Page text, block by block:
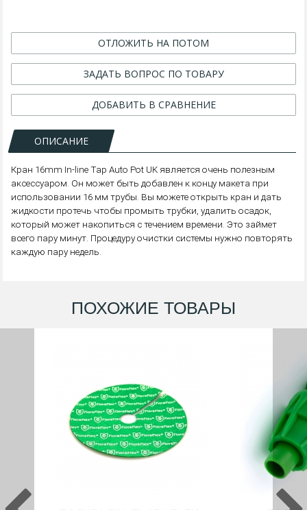
ОТЛОЖИТЬ НА ПОТОМ
ЗАДАТЬ ВОПРОС ПО ТОВАРУ
ДОБАВИТЬ В СРАВНЕНИЕ
ОПИСАНИЕ
Кран 16mm In-line Tap Auto Pot UK является очень полезным
аксессуаром. Он может быть добавлен к концу макета при
использовании 16 мм трубы. Вы можете открыть кран и дать
жидкости протечь чтобы промыть трубки, удалить осадок,
который может накопиться с течением времени. Это займет
всего пару минут. Процедуру очистки системы нужно повторять
каждую пару недель.
ПОХОЖИЕ ТОВАРЫ